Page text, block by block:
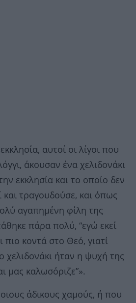
αυτοί οι λίγοι που
άκουσαν ένα χελιδονάκι
εκκλησία και το οποίο δεν
και τραγουδούσε, και όπως
αγαπημένη φίλη της
πάρα πολύ, “εγώ εκεί
πιο κοντά στο Θεό, γιατί
χελιδονάκι ήταν η ψυχή της
μας καλωσόριζε”».
άδικους χαμούς, ή που